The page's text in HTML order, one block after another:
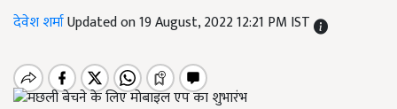
देवेश शर्माUpdated on 19 August, 2022 12:21 PM IST